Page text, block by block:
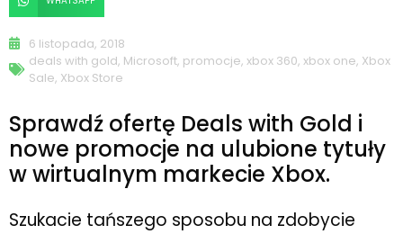
6 listopada, 2018
deals with gold, Microsoft, promocje, xbox 360, xbox one, Xbox
Sale, Xbox Store
Sprawdź ofertę Deals with Gold i
nowe promocje na ulubione tytuły
w wirtualnym markecie Xbox.
Szukacie tańszego sposobu na zdobycie